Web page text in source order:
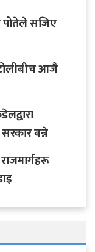
पोतेले सजिए
टोलीबीच आजै
बन्ने